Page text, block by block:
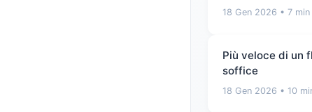
18 Gen 2026 • 7
Più veloce di un
soffice
18 Gen 2026 • 10